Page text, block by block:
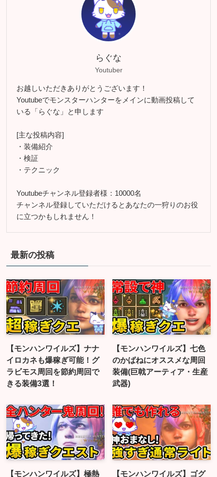
らぐな
Youtuber
お越しいただきありがとうございます！
Youtubeでモンスターハンターをメインに動画投稿して
いる「らぐな」と申します
[主な投稿内容]
・装備紹介
・検証
・テクニック
Youtubeチャンネル登録者様：10000名
チャンネル登録していただけるとあなたの一狩りのお役
に立つかもしれません！
最新の投稿
【モンハンワイルズ】ナナ
イロカネも爆稼ぎ可能！グ
ラビモス周回を節約周回で
きる装備3選！
【モンハンワイルズ】七色
のかばねにオススメな周回
装備(巨戟アーティア・生産
武器)
【モンハンワイルズ】極熱
【モンハンワイルズ】ゴグ